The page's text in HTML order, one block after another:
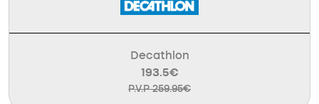
Decathlon
193.5€
P.V.P 259.95€